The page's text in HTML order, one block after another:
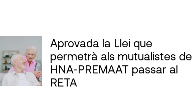
Aprovada la Llei que
permetrà als mutualistes de
HNA-PREMAAT passar al
RETA